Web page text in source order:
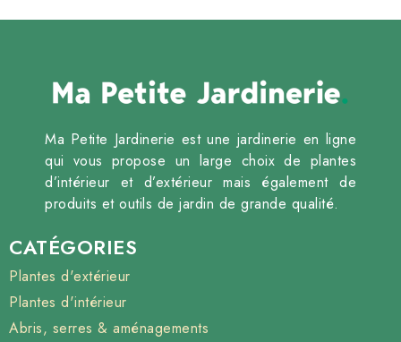
Ma Petite Jardinerie est une jardinerie en ligne
qui vous propose un large choix de plantes
d’intérieur et d’extérieur mais également de
produits et outils de jardin de grande qualité.
CATÉGORIES
Plantes d'extérieur
Plantes d'intérieur
Abris, serres & aménagements